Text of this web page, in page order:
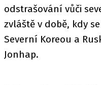
odstrašování vůči
zvláště v době, kdy
Severní Koreou a
Jonhap.